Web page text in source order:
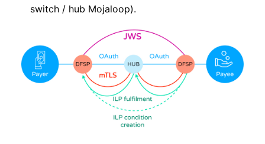
switch / hub Mojaloop).